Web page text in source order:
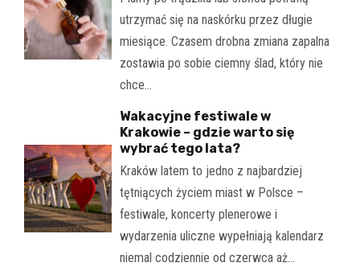
utrzymać się na naskórku przez długie
miesiące. Czasem drobna zmiana zapalna
zostawia po sobie ciemny ślad, który nie
chce…
Wakacyjne festiwale w
Krakowie – gdzie warto się
wybrać tego lata?
Kraków latem to jedno z najbardziej
tętniących życiem miast w Polsce –
festiwale, koncerty plenerowe i
wydarzenia uliczne wypełniają kalendarz
niemal codziennie od czerwca aż…